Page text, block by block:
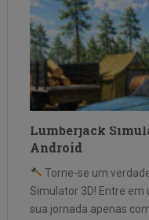
Lumberjack
Android
Torne-se um
Simulator 3D! Entre
sua jornada apenas